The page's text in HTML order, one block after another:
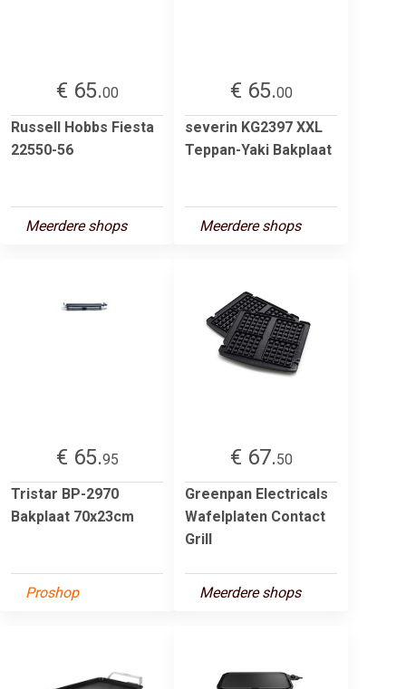
€ 65.00
Russell Hobbs Fiesta
22550-56
Meerdere shops
€ 65.00
severin KG2397 XXL
Teppan-Yaki Bakplaat
Meerdere shops
€ 65.95
Tristar BP-2970
Bakplaat 70x23cm
Proshop
€ 67.50
Greenpan Electricals
Wafelplaten Contact
Grill
Meerdere shops